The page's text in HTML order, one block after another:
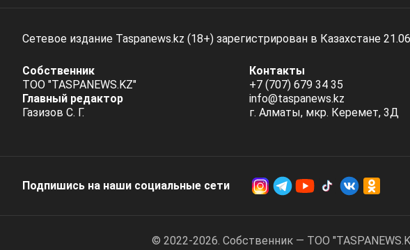
Сетевое издание Taspanews.kz (18+) зарегистрирован в Казахстане
Собственник
ТОО "TASPANEWS.KZ"
Главный редактор
Газизов С. Г.
Контакты
+7 (707) 679 34 35
info@taspanews.kz
г. Алматы, мкр. Керемет, 3Д
Подпишись на наши социальные cети
© 2022-2026. Собственник — ТОО